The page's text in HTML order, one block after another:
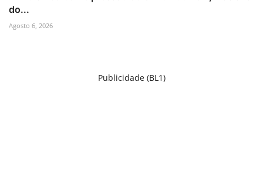
do...
Agosto 6, 2026
Publicidade (BL1)